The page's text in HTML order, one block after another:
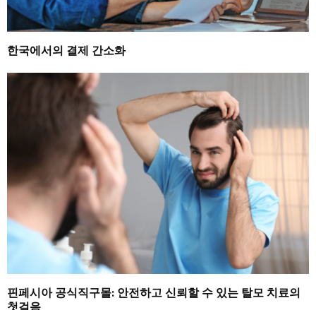
한국에서의 결제 간소화
핀페시아 공식직구몰: 안전하고 신뢰할 수 있는 탈모 치료의